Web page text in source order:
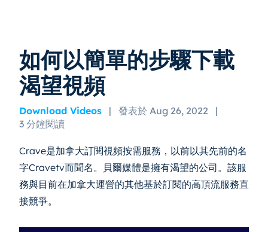
如何以簡單的步驟下載
渴望視頻
Download Videos | 發表於 Aug 26, 2022
|
3 分鐘閱讀
Crave是加拿大訂閱視頻按需服務，以前以其先前的名
字Cravetv而聞名。貝爾媒體是擁有渴望的公司。該服
務與目前在加拿大運營的其他基於訂閱的高頂流服務直
接競爭。